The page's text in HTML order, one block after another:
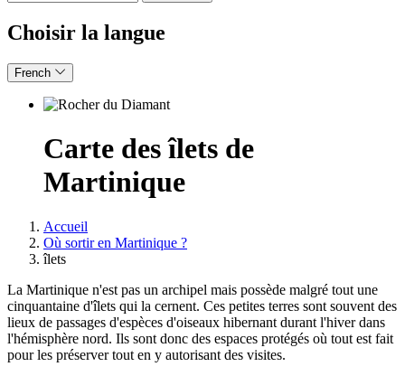
Choisir la langue
French
Carte des îlets de
Martinique
Breadcrumb
Accueil
Où sortir en Martinique ?
îlets
La Martinique n'est pas un archipel mais possède malgré tout une
cinquantaine d'îlets qui la cernent. Ces petites terres sont souvent des
lieux de passages d'espèces d'oiseaux hibernant durant l'hiver dans
l'hémisphère nord. Ils sont donc des espaces protégés où tout est fait
pour les préserver tout en y autorisant des visites.